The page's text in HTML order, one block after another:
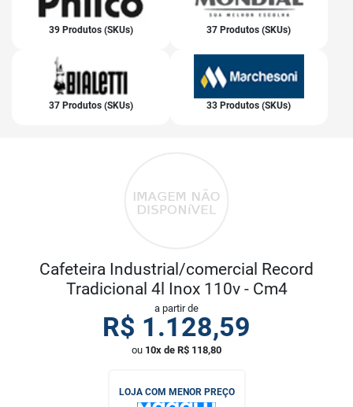
39 Produtos (SKUs) 37 Produtos (SKUs)
37 Produtos (SKUs) 33 Produtos (SKUs)
Cafeteira Industrial/comercial Record
Tradicional 4l Inox 110v - Cm4
a partir de
R$ 1.128,59
ou 10x de R$ 118,80
LOJA COM MENOR PREÇO